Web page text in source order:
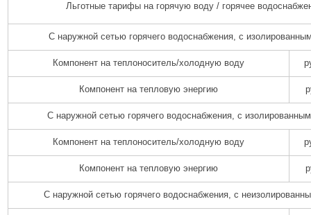
Льготные тарифы на горячую воду / горячее
С наружной сетью горячего водоснабжения, с
Компонент на теплоноситель/холодную воду
Компонент на тепловую энергию
С наружной сетью горячего водоснабжения, с
Компонент на теплоноситель/холодную воду
Компонент на тепловую энергию
С наружной сетью горячего водоснабжения, с